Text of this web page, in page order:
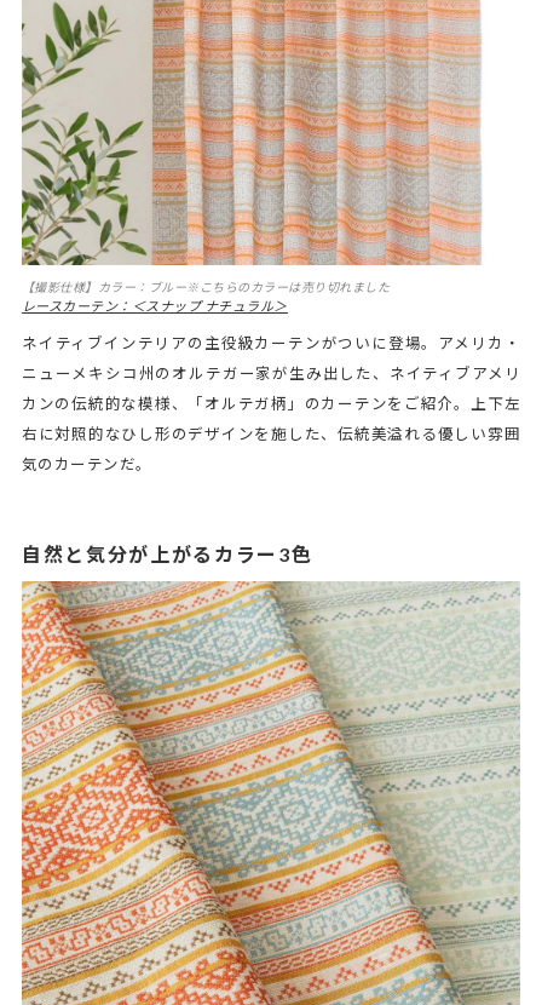
【撮影仕様】カラー：ブルー※こちらのカラーは売り切れました
レースカーテン：＜スナップ ナチュラル＞
ネイティブインテリアの主役級カーテンがついに登場。アメリカ・
ニューメキシコ州のオルテガー家が生み出した、ネイティブアメリ
カンの伝統的な模様、「オルテガ柄」のカーテンをご紹介。上下左
右に対照的なひし形のデザインを施した、伝統美溢れる優しい雰囲
気のカーテンだ。
自然と気分が上がるカラー3色